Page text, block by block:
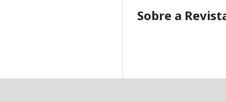
Sobre a